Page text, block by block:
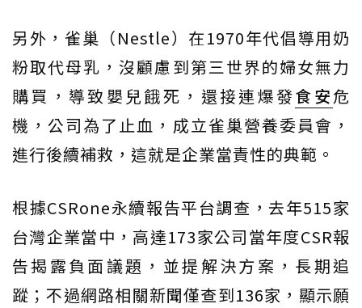
另外，雀巢（Nestle）在1970年代倡導用奶
粉取代母乳，沒顧慮到第三世界的婦女無力
購買，導致嬰兒餓死，還接連爆發食安危
機，公司為了止血，成立雀巢營養委員會，
進行後續補救，這就是企業當責性的典範。
根據CSRone永續報告平台調查，去年515家
台灣企業當中，高達173家公司當年度CSR報
告揭露負面議題，並提解決方案，長期追
蹤；不過網路相關新聞僅查到136家，顯示願